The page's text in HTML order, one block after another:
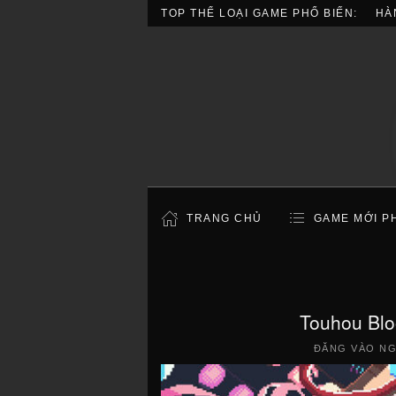
TOP THỂ LOẠI GAME PHỔ BIẾN:
TRANG CHỦ GAME MỚI
Touhou
ĐĂNG VÀO